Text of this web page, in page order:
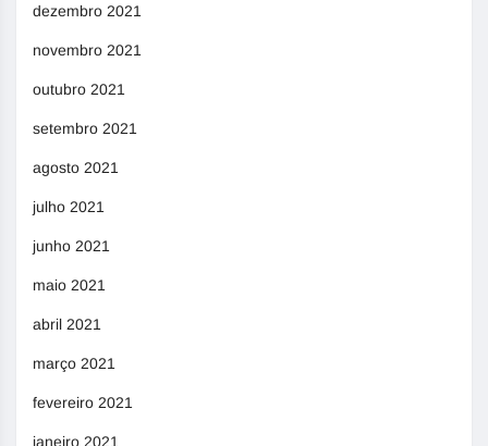
dezembro 2021
novembro 2021
outubro 2021
setembro 2021
agosto 2021
julho 2021
junho 2021
maio 2021
abril 2021
março 2021
fevereiro 2021
janeiro 2021